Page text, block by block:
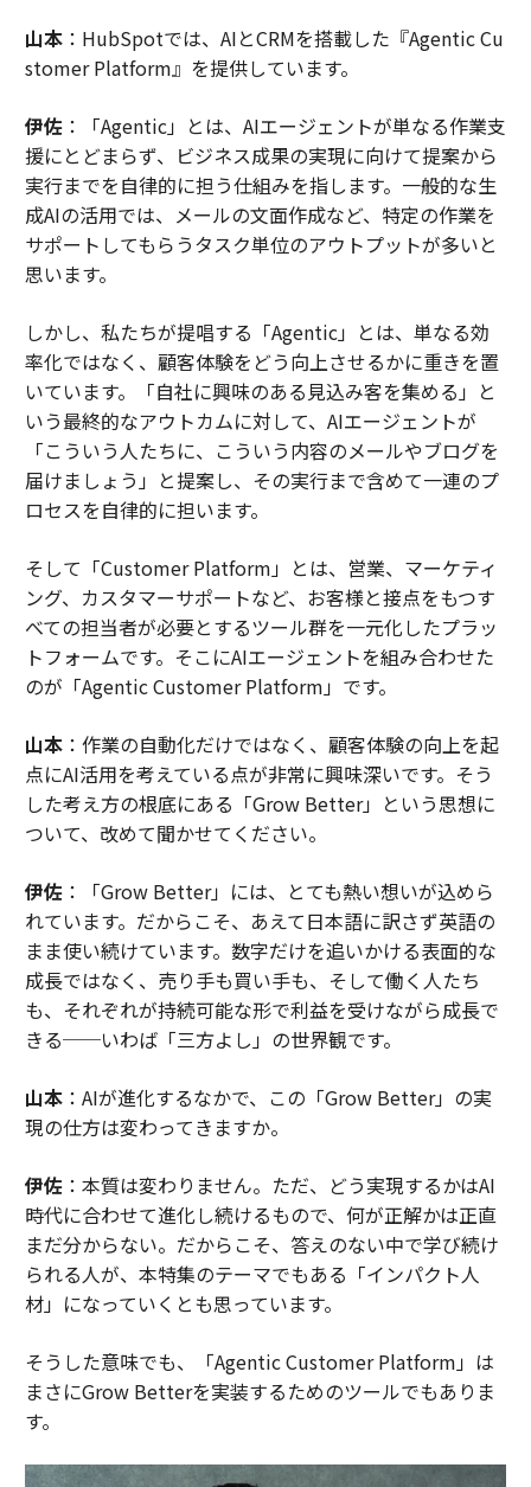
山本：HubSpotでは、AIとCRMを搭載した『Agentic Cu
stomer Platform』を提供しています。
伊佐：「Agentic」とは、AIエージェントが単なる作業支
援にとどまらず、ビジネス成果の実現に向けて提案から
実行までを自律的に担う仕組みを指します。一般的な生
成AIの活用では、メールの文面作成など、特定の作業を
サポートしてもらうタスク単位のアウトプットが多いと
思います。
しかし、私たちが提唱する「Agentic」とは、単なる効
率化ではなく、顧客体験をどう向上させるかに重きを置
いています。「自社に興味のある見込み客を集める」と
いう最終的なアウトカムに対して、AIエージェントが
「こういう人たちに、こういう内容のメールやブログを
届けましょう」と提案し、その実行まで含めて一連のプ
ロセスを自律的に担います。
そして「Customer Platform」とは、営業、マーケティ
ング、カスタマーサポートなど、お客様と接点をもつす
べての担当者が必要とするツール群を一元化したプラッ
トフォームです。そこにAIエージェントを組み合わせた
のが「Agentic Customer Platform」です。
山本：作業の自動化だけではなく、顧客体験の向上を起
点にAI活用を考えている点が非常に興味深いです。そう
した考え方の根底にある「Grow Better」という思想に
ついて、改めて聞かせてください。
伊佐：「Grow Better」には、とても熱い想いが込めら
れています。だからこそ、あえて日本語に訳さず英語の
まま使い続けています。数字だけを追いかける表面的な
成長ではなく、売り手も買い手も、そして働く人たち
も、それぞれが持続可能な形で利益を受けながら成長で
きる──いわば「三方よし」の世界観です。
山本：AIが進化するなかで、この「Grow Better」の実
現の仕方は変わってきますか。
伊佐：本質は変わりません。ただ、どう実現するかはAI
時代に合わせて進化し続けるもので、何が正解かは正直
まだ分からない。だからこそ、答えのない中で学び続け
られる人が、本特集のテーマでもある「インパクト人
材」になっていくとも思っています。
そうした意味でも、「Agentic Customer Platform」は
まさにGrow Betterを実装するためのツールでもありま
す。